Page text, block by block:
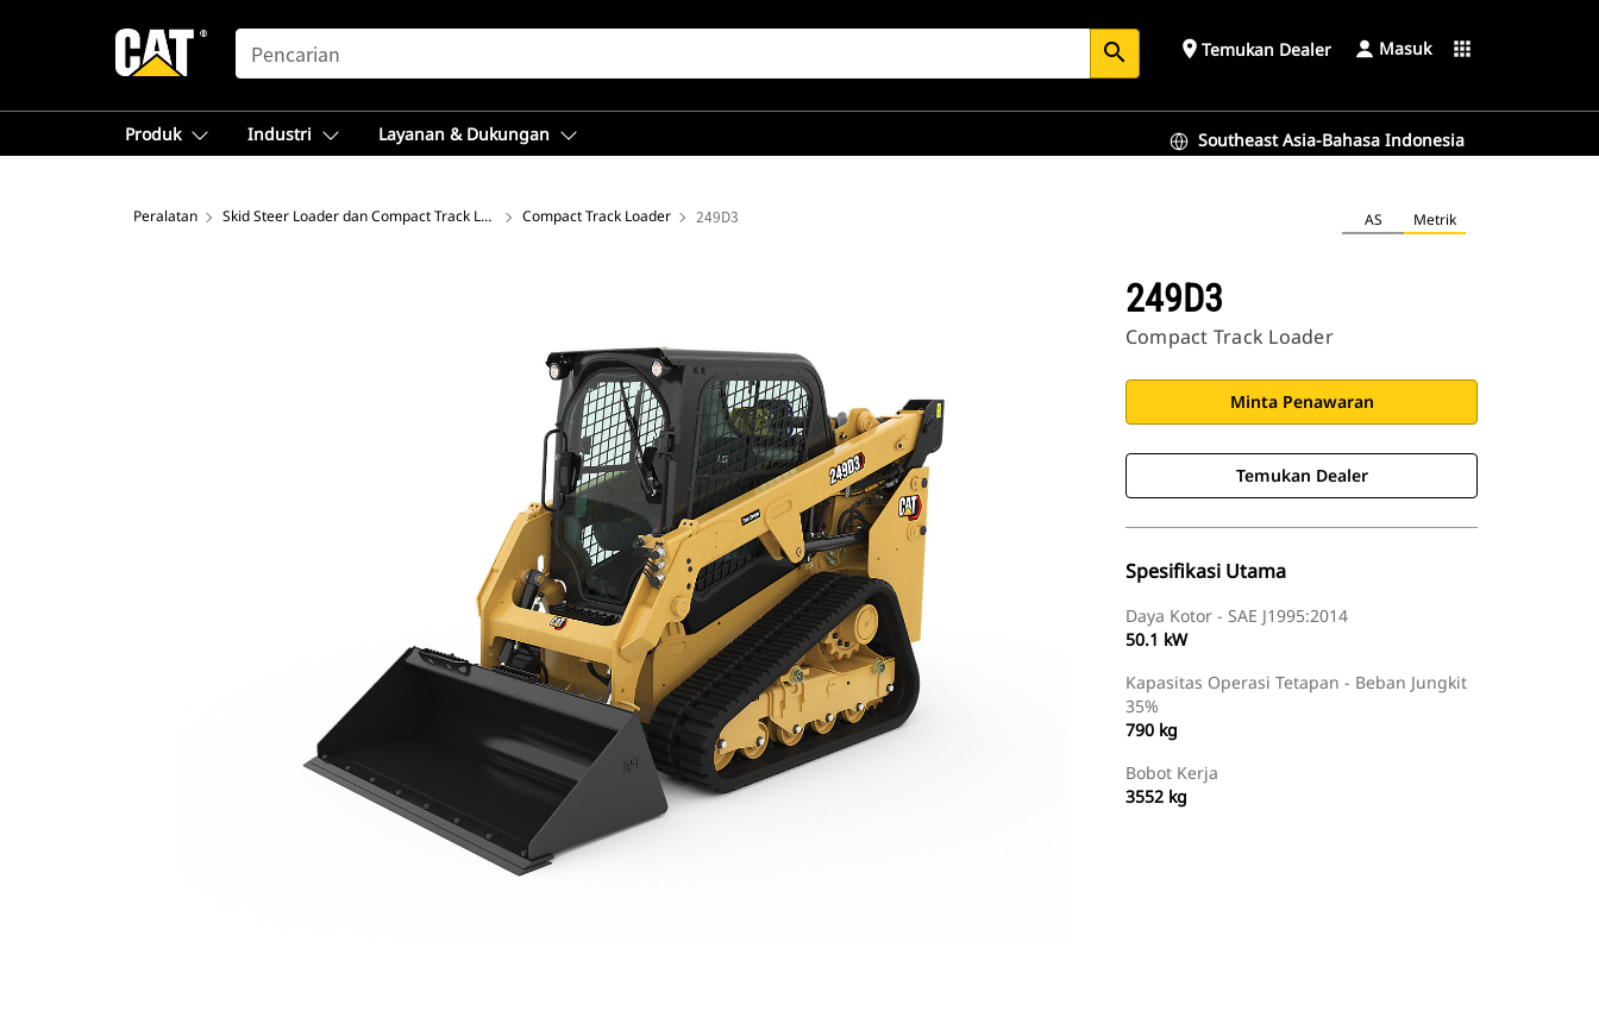
SEARCH search place Temukan Dealer Masuk apps
Produk Industri Layanan & Dukungan Southeast Asia-Bahasa Indonesia
Peralatan Skid Steer Loader dan Compact Track Loader Compact Track Loader 249D3 AS Metrik
249D3
Compact Track Loader
Minta Penawaran
Temukan Dealer
Spesifikasi Utama
Daya Kotor - SAE J1995:2014
50.1 kW
Kapasitas Operasi Tetapan - Beban Jungkit
35%
790 kg
Bobot Kerja
3552 kg